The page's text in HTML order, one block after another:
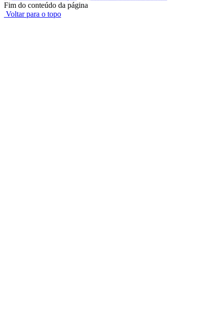
Fim do conteúdo da página
Voltar para o topo